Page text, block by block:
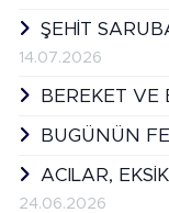
ŞEHİT
14.07.2026
BEREKET VE
BUGÜNÜN
ACILAR,
24.06.2026